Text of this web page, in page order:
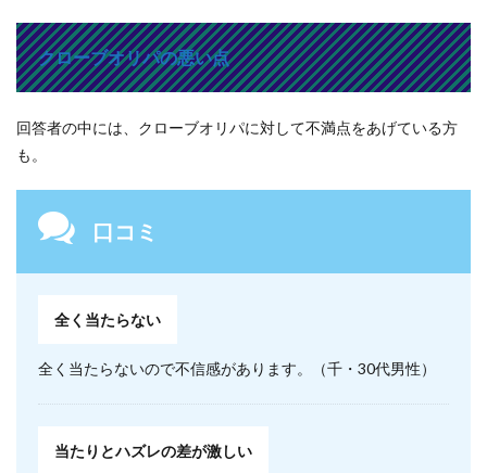
クローブオリパの悪い点
回答者の中には、クローブオリパに対して不満点をあげている方
も。
口コミ
全く当たらない
全く当たらないので不信感があります。（千・30代男性）
当たりとハズレの差が激しい